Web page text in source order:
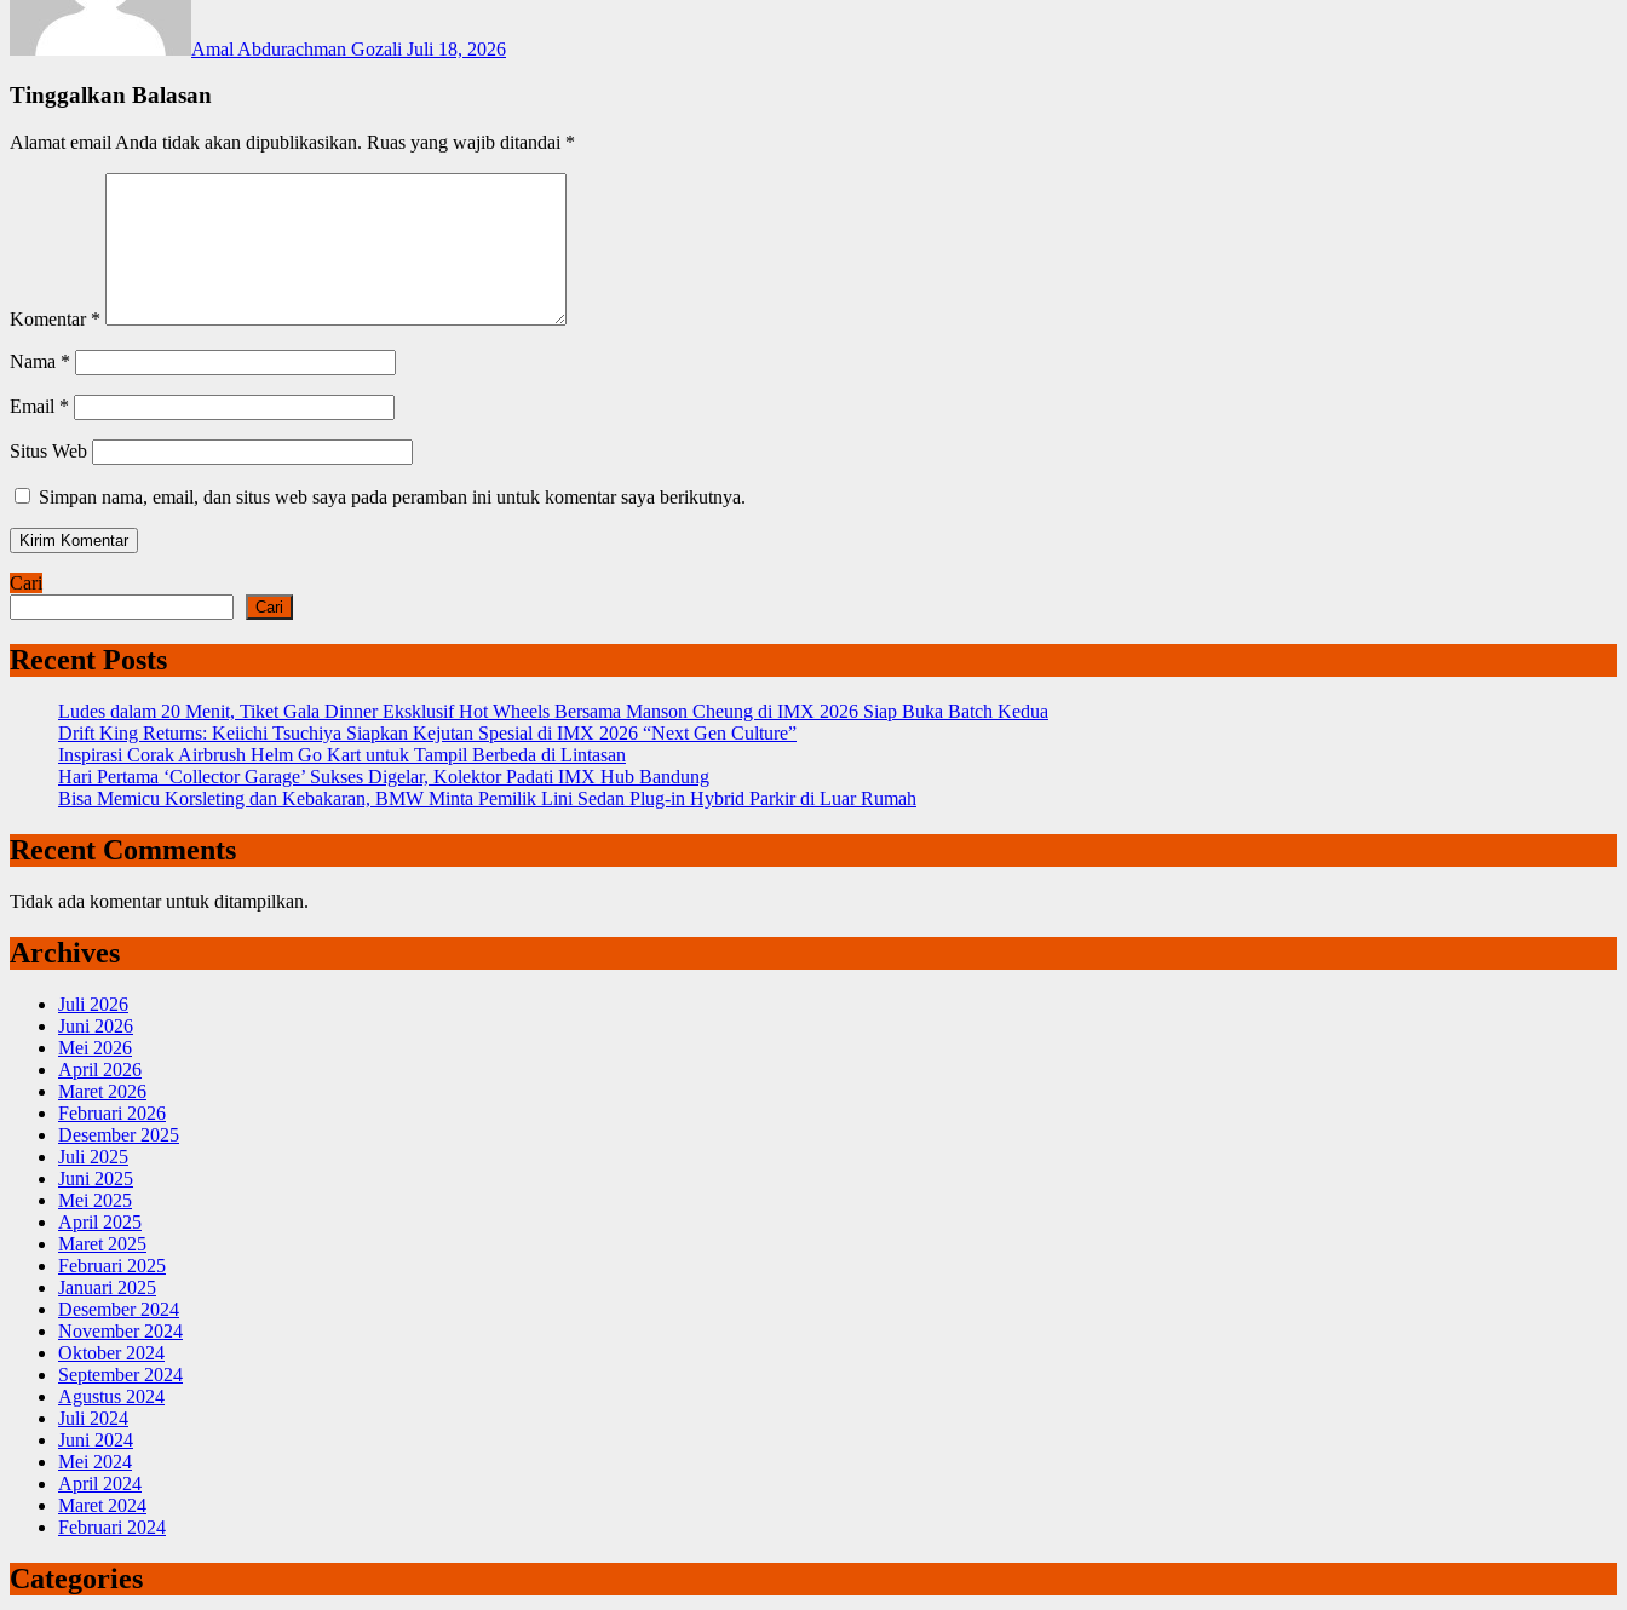
Amal Abdurachman Gozali Juli 18, 2026
Tinggalkan Balasan
Alamat email Anda tidak akan dipublikasikan. Ruas yang wajib ditandai *
Komentar *
Nama *
Email *
Situs Web
Simpan nama, email, dan situs web saya pada peramban ini untuk komentar saya berikutnya.
Cari
Cari
Recent Posts
Ludes dalam 20 Menit, Tiket Gala Dinner Eksklusif Hot Wheels Bersama Manson Cheung di IMX 2026 Siap Buka Batch Kedua
Drift King Returns: Keiichi Tsuchiya Siapkan Kejutan Spesial di IMX 2026 “Next Gen Culture”
Inspirasi Corak Airbrush Helm Go Kart untuk Tampil Berbeda di Lintasan
Hari Pertama ‘Collector Garage’ Sukses Digelar, Kolektor Padati IMX Hub Bandung
Bisa Memicu Korsleting dan Kebakaran, BMW Minta Pemilik Lini Sedan Plug-in Hybrid Parkir di Luar Rumah
Recent Comments
Tidak ada komentar untuk ditampilkan.
Archives
Juli 2026
Juni 2026
Mei 2026
April 2026
Maret 2026
Februari 2026
Desember 2025
Juli 2025
Juni 2025
Mei 2025
April 2025
Maret 2025
Februari 2025
Januari 2025
Desember 2024
November 2024
Oktober 2024
September 2024
Agustus 2024
Juli 2024
Juni 2024
Mei 2024
April 2024
Maret 2024
Februari 2024
Categories